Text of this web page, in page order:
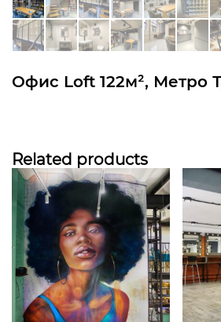
Офис Loft 122м², Метро
Related products